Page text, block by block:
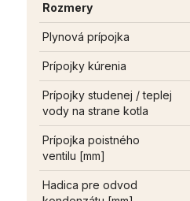
Rozmery
Plynová prípojka
Prípojky kúrenia
Prípojky studenej / teplej
vody na strane kotla
Prípojka poistného
ventilu [mm]
Hadica pre odvod